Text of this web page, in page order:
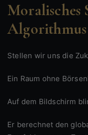
Moralisches
Algorithmus
Stellen wir uns die
Ein Raum ohne
Auf dem Bildschirm
Er berechnet den globalen Risikoindex, sendet